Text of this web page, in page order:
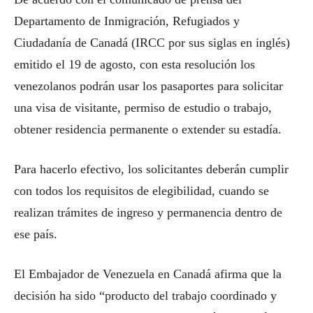
Departamento de Inmigración, Refugiados y
Ciudadanía de Canadá (IRCC por sus siglas en inglés)
emitido el 19 de agosto, con esta resolución los
venezolanos podrán usar los pasaportes para solicitar
una visa de visitante, permiso de estudio o trabajo,
obtener residencia permanente o extender su estadía.
Para hacerlo efectivo, los solicitantes deberán cumplir
con todos los requisitos de elegibilidad, cuando se
realizan trámites de ingreso y permanencia dentro de
ese país.
El Embajador de Venezuela en Canadá afirma que la
decisión ha sido “producto del trabajo coordinado y